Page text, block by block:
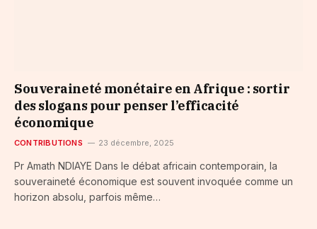
Souveraineté monétaire en Afrique : sortir
des slogans pour penser l’efficacité
économique
CONTRIBUTIONS 23 décembre, 2025
Pr Amath NDIAYE Dans le débat africain contemporain, la
souveraineté économique est souvent invoquée comme un
horizon absolu, parfois même…